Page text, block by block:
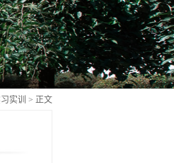
信息
实训 > 正文